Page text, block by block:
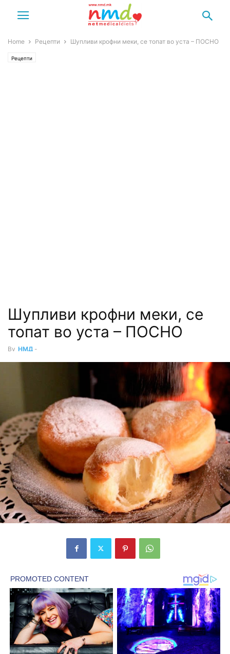
Home Рецепти Шупливи крофни меки, се топат во уста – ПОСНО
Рецепти
Шупливи крофни меки, се
топат во уста – ПОСНО
By НМД -